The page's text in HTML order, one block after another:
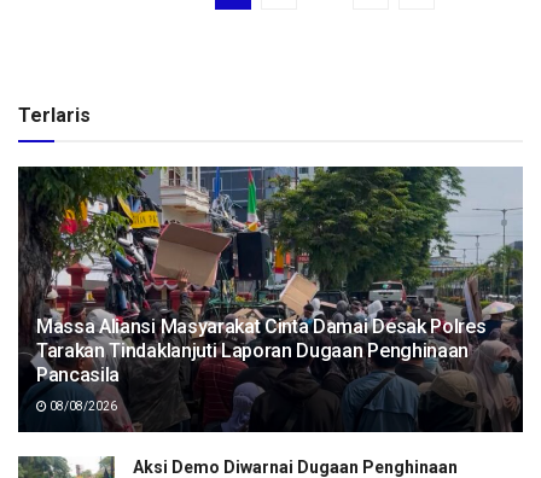
Terlaris
Massa Aliansi Masyarakat Cinta Damai Desak Polres
Tarakan Tindaklanjuti Laporan Dugaan Penghinaan
Pancasila
08/08/2026
Aksi Demo Diwarnai Dugaan Penghinaan